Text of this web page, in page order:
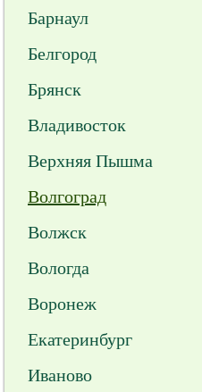
Барнаул
Белгород
Брянск
Владивосток
Верхняя Пышма
Волгоград
Волжск
Вологда
Воронеж
Екатеринбург
Иваново